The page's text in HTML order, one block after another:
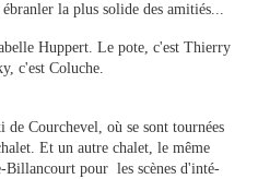
la plus solide des amitiés...
Huppert. Le pote, c'est Thierry
c'est Coluche.
de Courchevel, où se sont tournées
Et un autre chalet, le même
Billancourt pour les scènes d'inté­